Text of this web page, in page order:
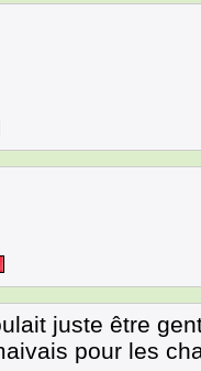
juste être
pour les